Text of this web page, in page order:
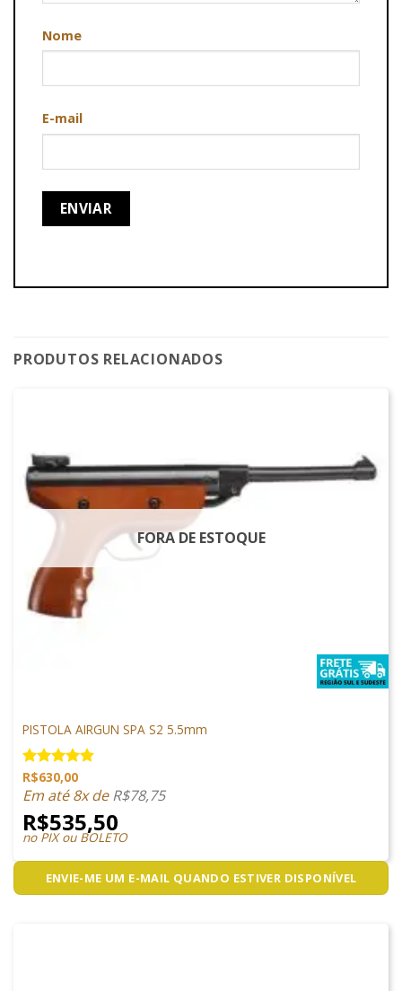
Nome
E-mail
PRODUTOS RELACIONADOS
FORA DE ESTOQUE
PISTOLA AIRGUN SPA S2 5.5mm
Avaliação
4.81 de 5
R$630,00
Em até 8x deR$78,75
R$535,50
no PIX ou BOLETO
ENVIE-ME UM E-MAIL QUANDO ESTIVER DISPONÍVEL